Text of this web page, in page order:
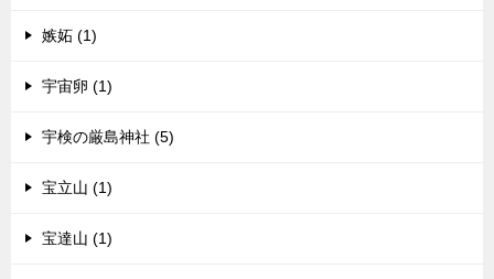
嫉妬 (1)
宇宙卵 (1)
宇検の厳島神社 (5)
宝立山 (1)
宝達山 (1)